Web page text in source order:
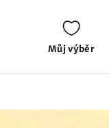
Můj výběr